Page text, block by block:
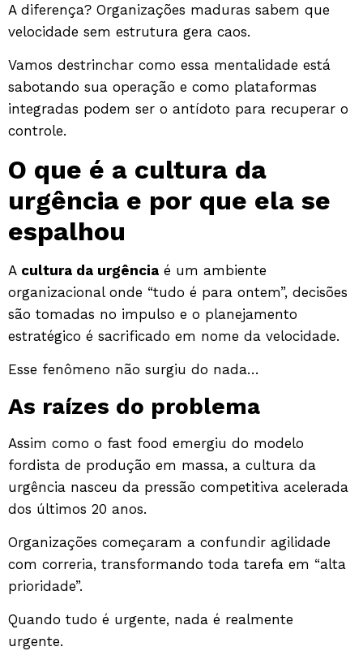
A diferença? Organizações maduras sabem que
velocidade sem estrutura gera caos.
Vamos destrinchar como essa mentalidade está
sabotando sua operação e como plataformas
integradas podem ser o antídoto para recuperar o
controle.
O que é a cultura da
urgência e por que ela se
espalhou
A cultura da urgência é um ambiente
organizacional onde “tudo é para ontem”, decisões
são tomadas no impulso e o planejamento
estratégico é sacrificado em nome da velocidade.
Esse fenômeno não surgiu do nada…
As raízes do problema
Assim como o fast food emergiu do modelo
fordista de produção em massa, a cultura da
urgência nasceu da pressão competitiva acelerada
dos últimos 20 anos.
Organizações começaram a confundir agilidade
com correria, transformando toda tarefa em “alta
prioridade”.
Quando tudo é urgente, nada é realmente
urgente.